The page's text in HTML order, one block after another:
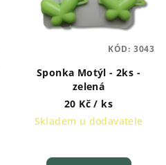
Sponka Motýl - 2ks -
zelená
20 Kč/ ks
Skladem u dodavatele
KÓD: 3043